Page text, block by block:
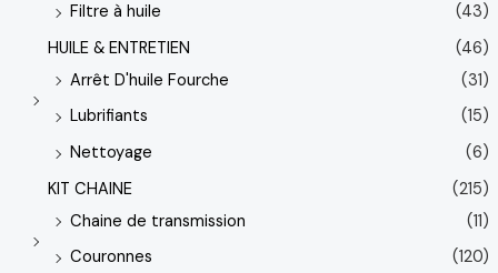
Filtre à huile
(43)
HUILE & ENTRETIEN
(46)
Arrêt D'huile Fourche
(31)
Lubrifiants
(15)
Nettoyage
(6)
KIT CHAINE
(215)
Chaine de transmission
(11)
Couronnes
(120)